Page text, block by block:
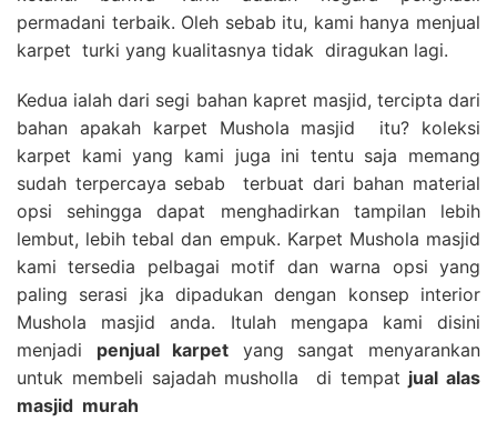
permadani terbaik. Oleh sebab itu, kami hanya menjual
karpet turki yang kualitasnya tidak diragukan lagi.
Kedua ialah dari segi bahan kapret masjid, tercipta dari
bahan apakah karpet Mushola masjid itu? koleksi
karpet kami yang kami juga ini tentu saja memang
sudah terpercaya sebab terbuat dari bahan material
opsi sehingga dapat menghadirkan tampilan lebih
lembut, lebih tebal dan empuk. Karpet Mushola masjid
kami tersedia pelbagai motif dan warna opsi yang
paling serasi jka dipadukan dengan konsep interior
Mushola masjid anda. Itulah mengapa kami disini
menjadi penjual karpet yang sangat menyarankan
untuk membeli sajadah musholla di tempat jual alas
masjid murah